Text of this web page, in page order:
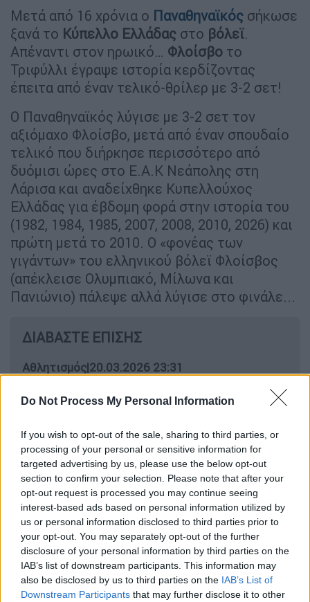
Do Not Process My Personal Information
If you wish to opt-out of the sale, sharing to third parties, or
processing of your personal or sensitive information for
targeted advertising by us, please use the below opt-out
section to confirm your selection. Please note that after your
opt-out request is processed you may continue seeing
interest-based ads based on personal information utilized by
us or personal information disclosed to third parties prior to
your opt-out. You may separately opt-out of the further
disclosure of your personal information by third parties on the
IAB’s list of downstream participants. This information may
also be disclosed by us to third parties on the IAB’s List of
Downstream Participants that may further disclose it to other
Μετά από 16 χρόνια ο Παναθηναϊκός σήκωσε
ξανά το Κύπελλο Ελλάδας στο βόλεϊ.
Απέναντι στον ηρωικό… Φλοίσβο το
Τριφύλλι έγραψε ιστορία κερδίζοντας
έπειτα από έναν τελικό-θρίλερ με 3-2 σετ!
Ο Παναθηναϊκός λύγισε με 3-2 σετ τον
αξιόμαχο Φλοίσβο, μετά από έναν σπουδαίο
τελικό που διήρκησε περισσότερο από
δυόμισι ώρες στο Ε.Α.Κ Νεάπολης στη
Λάρισα και αναδείχθηκε Κυπελλούχος
Ελλάδας για έβδομη φορά στην ιστορία του
(1982, 1984, 1985, 2007, 2008, 2010, 2026) και
πρώτη μετά το 2010. Ο «φονέας των
γιγάντων» του ελληνικού βόλεϊ Φλοίσβος
(απέκλεισε Ολυμπιακό, Μίλωνα και
Πανιώνιο) πάλεψε αλλά λύγισε στο φινάλε...
ΔΙΑΒΑΣΤΕ ΕΠΙΣΗΣ
Αθλητισμός|20.03.2026 23:31
Euroleague: «Γκάζωσε» στο φινάλε ο
Παναθηναϊκός και λύγισε τον Ερυθρό
Ο τελικός άρχισε με τον Φλοίσβο να
προηγείται για τρεις (1-4), με 2 σερί μπλοκ
του Χαραλαμπίδη και ύστερα από άστοχη
επίθεση του Γκάσμαν πήγε στους 5 (3-8). Ο
Παναθηναϊκός μείωσε προσωρινά στους 2 (6-
8), αλλά η ομάδα του Παλαιού Φαλήρου
αύξησε την διαφορά σε +7 (8-15). Ο